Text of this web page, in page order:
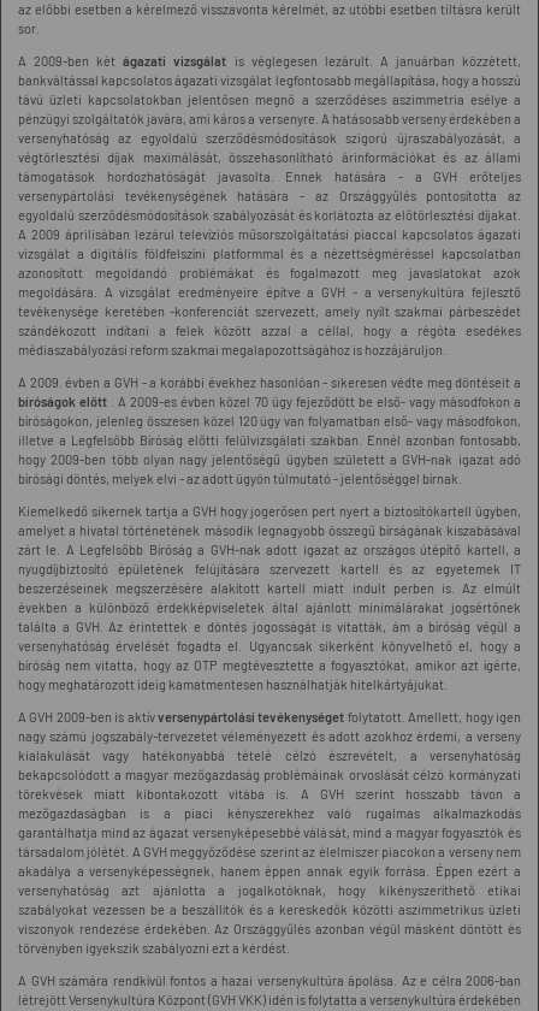
az előbbi esetben a kérelmező visszavonta kérelmét, az utóbbi esetben tiltásra került
sor.
A 2009-ben kétágazati vizsgálat is véglegesen lezárult. A januárban közzétett,
bankváltással kapcsolatos ágazati vizsgálat legfontosabb megállapítása, hogy a hosszú
távú üzleti kapcsolatokban jelentősen megnő a szerződéses aszimmetria esélye a
pénzügyi szolgáltatók javára, ami káros a versenyre. A hatásosabb verseny érdekében a
versenyhatóság az egyoldalú szerződésmódosítások szigorú újraszabályozását, a
végtörlesztési díjak maximálását, összehasonlítható árinformációkat és az állami
támogatások hordozhatóságát javasolta. Ennek hatására - a GVH erőteljes
versenypártolási tevékenységének hatására - az Országgyűlés pontosította az
egyoldalú szerződésmódosítások szabályozását és korlátozta az előtörlesztési díjakat.
A 2009 áprilisában lezárul televíziós műsorszolgáltatási piaccal kapcsolatos ágazati
vizsgálat a digitális földfelszíni platformmal és a nézettségméréssel kapcsolatban
azonosított megoldandó problémákat és fogalmazott meg javaslatokat azok
megoldására. A vizsgálat eredményeire építve a GVH - a versenykultúra fejlesztő
tevékenysége keretében -konferenciát szervezett, amely nyílt szakmai párbeszédet
szándékozott indítani a felek között azzal a céllal, hogy a régóta esedékes
médiaszabályozási reform szakmai megalapozottságához is hozzájáruljon.
A 2009. évben a GVH - a korábbi évekhez hasonlóan - sikeresen védte meg döntéseit a
bíróságok előtt . A 2009-es évben közel 70 ügy fejeződött be első- vagy másodfokon a
bíróságokon, jelenleg összesen közel 120 ügy van folyamatban első- vagy másodfokon,
illetve a Legfelsőbb Bíróság előtti felülvizsgálati szakban. Ennél azonban fontosabb,
hogy 2009-ben több olyan nagy jelentőségű ügyben született a GVH-nak igazat adó
bírósági döntés, melyek elvi - az adott ügyön túlmutató - jelentőséggel bírnak.
Kiemelkedő sikernek tartja a GVH hogy jogerősen pert nyert a biztosítókartell ügyben,
amelyet a hivatal történetének második legnagyobb összegű bírságának kiszabásával
zárt le. A Legfelsőbb Bíróság a GVH-nak adott igazat az országos útépítő kartell, a
nyugdíjbiztosító épületének felújítására szervezett kartell és az egyetemek IT
beszerzéseinek megszerzésére alakított kartell miatt indult perben is. Az elmúlt
években a különböző érdekképviseletek által ajánlott minimálárakat jogsértőnek
találta a GVH. Az érintettek e döntés jogosságát is vitatták, ám a bíróság végül a
versenyhatóság érvelését fogadta el. Ugyancsak sikerként könyvelhető el, hogy a
bíróság nem vitatta, hogy az OTP megtévesztette a fogyasztókat, amikor azt ígérte,
hogy meghatározott ideig kamatmentesen használhatják hitelkártyájukat.
A GVH 2009-ben is aktívversenypártolási tevékenységet folytatott. Amellett, hogy igen
nagy számú jogszabály-tervezetet véleményezett és adott azokhoz érdemi, a verseny
kialakulását vagy hatékonyabbá tételé célzó észrevételt, a versenyhatóság
bekapcsolódott a magyar mezőgazdaság problémáinak orvoslását célzó kormányzati
törekvések miatt kibontakozott vitába is. A GVH szerint hosszabb távon a
mezőgazdaságban is a piaci kényszerekhez való rugalmas alkalmazkodás
garantálhatja mind az ágazat versenyképesebbé válását, mind a magyar fogyasztók és
társadalom jólétét. A GVH meggyőződése szerint az élelmiszer piacokon a verseny nem
akadálya a versenyképességnek, hanem éppen annak egyik forrása. Éppen ezért a
versenyhatóság azt ajánlotta a jogalkotóknak, hogy kikényszeríthető etikai
szabályokat vezessen be a beszállítók és a kereskedők közötti aszimmetrikus üzleti
viszonyok rendezése érdekében. Az Országgyűlés azonban végül másként döntött és
törvényben igyekszik szabályozni ezt a kérdést.
A GVH számára rendkívül fontos a hazai versenykultúra ápolása. Az e célra 2006-ban
létrejött Versenykultúra Központ (GVH VKK) idén is folytatta a versenykultúra érdekében